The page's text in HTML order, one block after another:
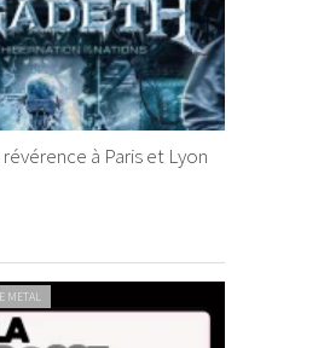
à Paris et Lyon
METAL